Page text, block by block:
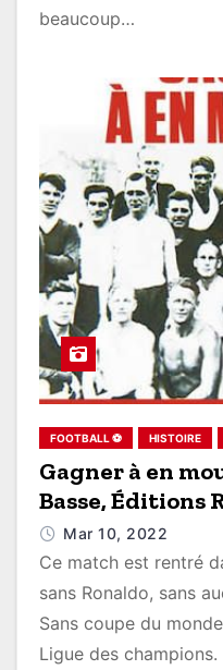
beaucoup…
FOOTBALL ⚽ HISTOIRE
Gagner à en
Basse, Éditions
Mar 10, 2022
Ce match est rentré
sans Ronaldo, sans
Sans coupe du
Ligue des